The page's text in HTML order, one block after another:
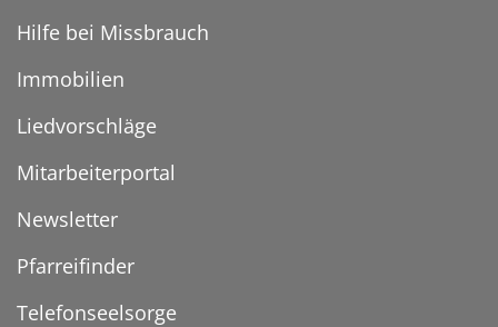
Hilfe bei Missbrauch
Immobilien
Liedvorschläge
Mitarbeiterportal
Newsletter
Pfarreifinder
Telefonseelsorge